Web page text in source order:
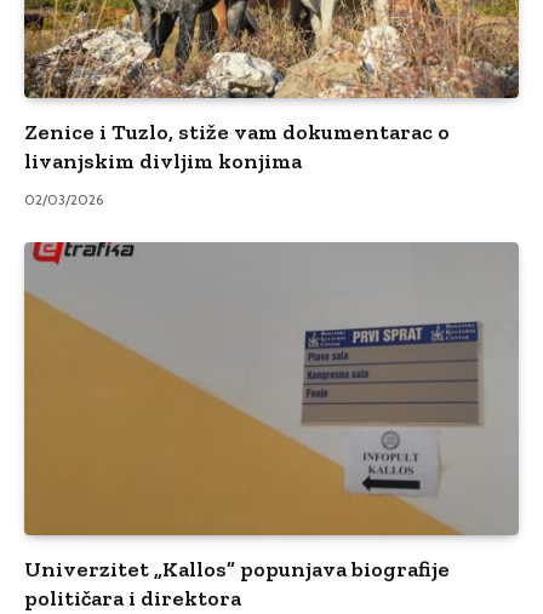
Zenice i Tuzlo, stiže vam dokumentarac o
livanjskim divljim konjima
02/03/2026
Univerzitet „Kallos” popunjava biografije
političara i direktora